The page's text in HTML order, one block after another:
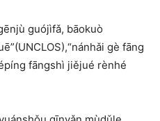
guójìfǎ, bāokuò
gè fāng
fāngshì jiějué rènhé